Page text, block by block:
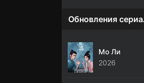
Обновления
Мо Ли
2026